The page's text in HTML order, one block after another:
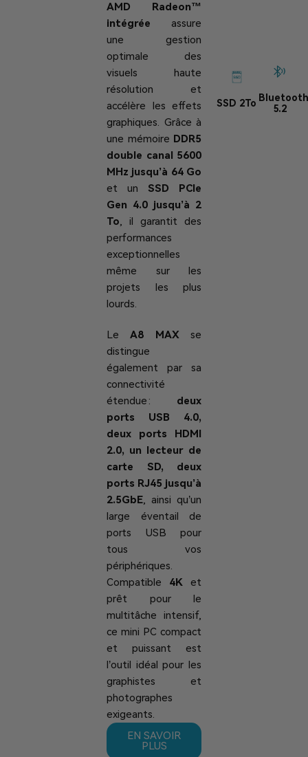
AMD Radeon™
intégrée assure
une gestion
optimale des
visuels haute
résolution et
accélère les effets
graphiques. Grâce à
une mémoire DDR5
double canal 5600
MHz jusqu’à 64 Go
et unSSD PCIe
Gen 4.0 jusqu’à 2
To, il garantit des
performances
exceptionnelles
même sur les
projets les plus
lourds.
LeA8 MAXse
distingue
également par sa
connectivité
étendue : deux
ports USB 4.0,
deux ports HDMI
2.0, un lecteur de
carte SD, deux
ports RJ45 jusqu’à
2.5GbE, ainsi qu’un
large éventail de
ports USB pour
tous vos
périphériques.
Compatible 4K et
prêt pour le
multitâche intensif,
ce mini PC compact
et puissant est
l’outil idéal pour les
graphistes et
photographes
exigeants.
EN SAVOIR
PLUS
SSD 2To Bluetooth
5.2